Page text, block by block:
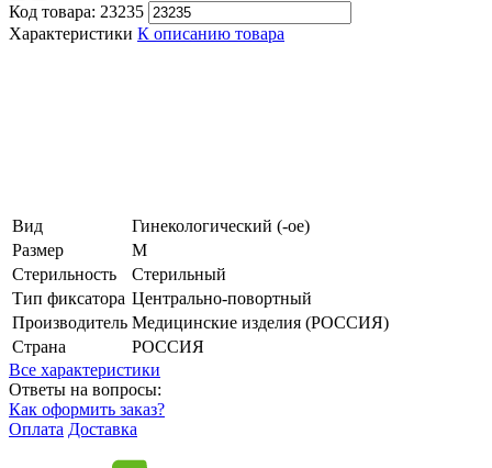
Код товара: 23235
Характеристики К описанию товара
Вид
Гинекологический (-ое)
Размер
M
Стерильность
Стерильный
Тип фиксатора Центрально-повортный
Производитель Медицинские изделия (РОССИЯ)
Страна
РОССИЯ
Все характеристики
Ответы на вопросы:
Как оформить заказ?
Оплата Доставка